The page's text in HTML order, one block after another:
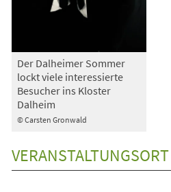
© Carsten Gronwald
Der Dalheimer Sommer
lockt viele interessierte
Besucher ins Kloster
Dalheim
VERANSTALTUNGSORT